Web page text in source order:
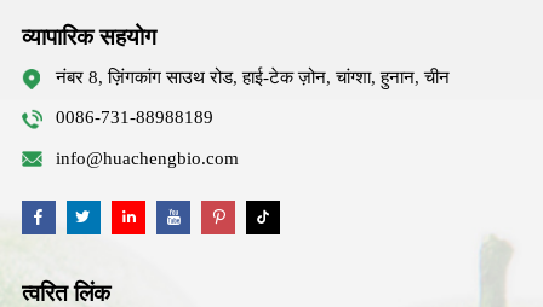
व्यापारिक सहयोग
नंबर 8, ज़िंगकांग साउथ रोड, हाई-टेक ज़ोन, चांग्शा, हुनान, चीन
0086-731-88988189
info@huachengbio.com
त्वरित लिंक